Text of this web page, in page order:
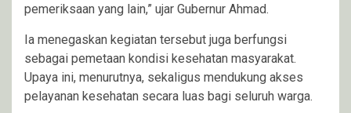
pemeriksaan yang lain,” ujar Gubernur Ahmad.
Ia menegaskan kegiatan tersebut juga berfungsi
sebagai pemetaan kondisi kesehatan masyarakat.
Upaya ini, menurutnya, sekaligus mendukung akses
pelayanan kesehatan secara luas bagi seluruh warga.